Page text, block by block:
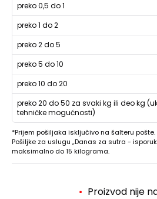
preko 0,5 do 1
preko 1 do 2
preko 2 do 5
preko 5 do 10
preko 10 do 20
preko 20 do 50 za svaki kg ili deo kg
tehničke mogućnosti)
*Prijem pošiljaka isključivo na šalteru pošte.
Pošiljke za uslugu „Danas za sutra -
maksimalno do 15 kilograma.
Proizvod nije